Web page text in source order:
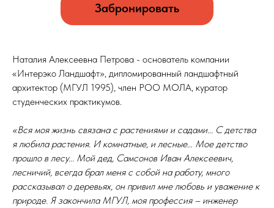
Забронировать
Наталия Алексеевна Петрова - основатель компании
«Интерэко Ландшафт», дипломированный ландшафтный
архитектор (МГУЛ 1995), член РОО МОЛА, куратор
студенческих практикумов.
«Вся моя жизнь связана с растениями и садами... С детства
я любила растения. И комнатные, и лесные… Мое детство
прошло в лесу... Мой дед, Самсонов Иван Алексеевич,
лесничий, всегда брал меня с собой на работу, много
рассказывал о деревьях, он привил мне любовь и уважение к
природе. Я закончила МГУЛ, моя профессия – инженер